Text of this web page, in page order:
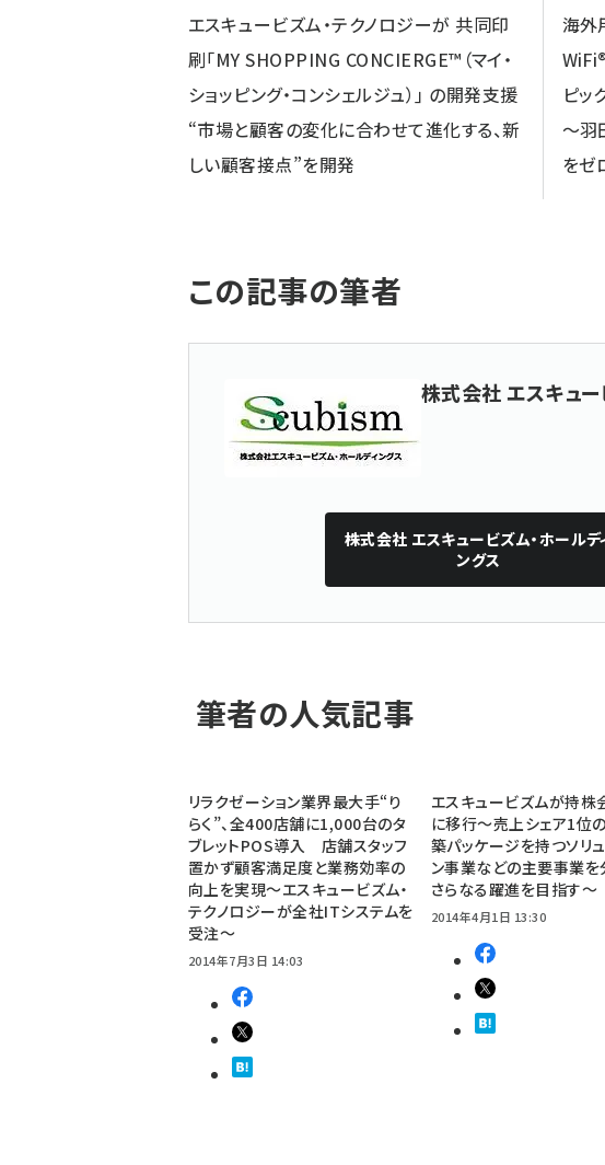
エスキュービズム・テクノロジーが 共同印
刷｢MY SHOPPING CONCIERGE™（マイ・
ショッピング・コンシェルジュ）｣ の開発支援
“市場と顧客の変化に合わせて進化する、新
しい顧客接点”を開発
海外
ピッ
～羽
をゼ
この記事の筆者
株式会社 エスキュー
株式会社 エスキュービズム・ホールデ
ングス
筆者の人気記事
リラクゼーション業界最大手“り
らく”、全400店舗に1,000台のタ
ブレットPOS導入 店舗スタッフ
置かず顧客満足度と業務効率の
向上を実現～エスキュービズム・
テクノロジーが全社ITシステムを
受注～
2014年7月3日 14:03
エスキュービズムが持株
に移行～売上シェア1位
築パッケージを持つソリ
ン事業などの主要事業を
さらなる躍進を目指す～
2014年4月1日 13:30